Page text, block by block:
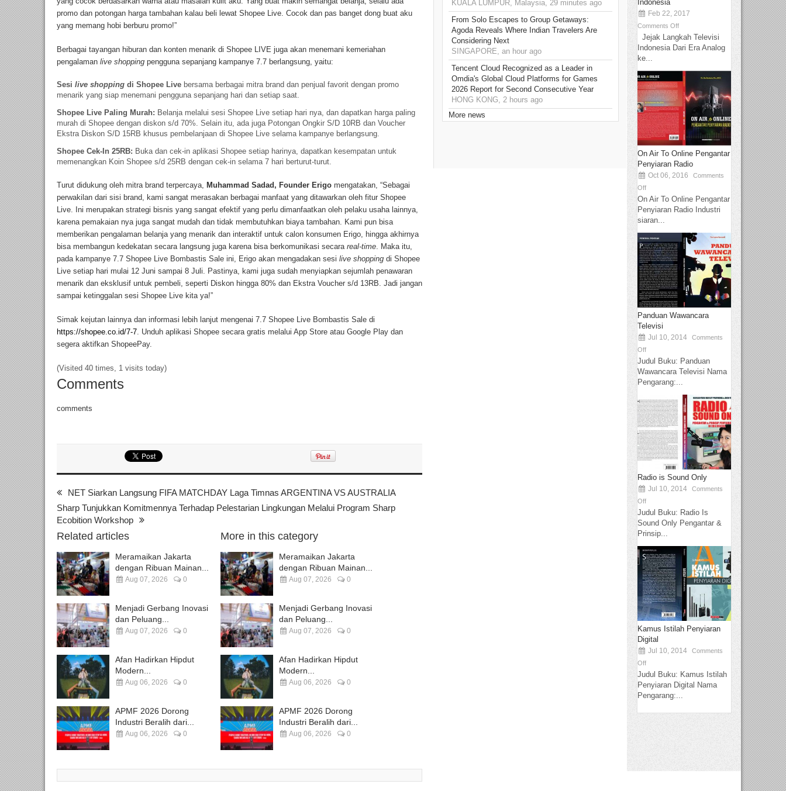
promo dan potongan harga tambahan kalau beli lewat Shopee Live. Cocok dan pas banget dong buat aku
yang memang hobi berburu promo!”
Berbagai tayangan hiburan dan konten menarik di Shopee LIVE juga akan menemani kemeriahan
pengalaman live shopping pengguna sepanjang kampanye 7.7 berlangsung, yaitu:
Sesi live shopping di Shopee Live bersama berbagai mitra brand dan penjual favorit dengan promo
menarik yang siap menemani pengguna sepanjang hari dan setiap saat.
Shopee Live Paling Murah: Belanja melalui sesi Shopee Live setiap hari nya, dan dapatkan harga paling
murah di Shopee dengan diskon s/d 70%. Selain itu, ada juga Potongan Ongkir S/D 10RB dan Voucher
Ekstra Diskon S/D 15RB khusus pembelanjaan di Shopee Live selama kampanye berlangsung.
Shopee Cek-In 25RB: Buka dan cek-in aplikasi Shopee setiap harinya, dapatkan kesempatan untuk
memenangkan Koin Shopee s/d 25RB dengan cek-in selama 7 hari berturut-turut.
Turut didukung oleh mitra brand terpercaya, Muhammad Sadad, Founder Erigo mengatakan, “Sebagai
perwakilan dari sisi brand, kami sangat merasakan berbagai manfaat yang ditawarkan oleh fitur Shopee
Live. Ini merupakan strategi bisnis yang sangat efektif yang perlu dimanfaatkan oleh pelaku usaha lainnya,
karena pemakaian nya juga sangat mudah dan tidak membutuhkan biaya tambahan. Kami pun bisa
memberikan pengalaman belanja yang menarik dan interaktif untuk calon konsumen Erigo, hingga akhirnya
bisa membangun kedekatan secara langsung juga karena bisa berkomunikasi secara real-time . Maka itu,
pada kampanye 7.7 Shopee Live Bombastis Sale ini, Erigo akan mengadakan sesi live shopping di Shopee
Live setiap hari mulai 12 Juni sampai 8 Juli. Pastinya, kami juga sudah menyiapkan sejumlah penawaran
menarik dan eksklusif untuk pembeli, seperti Diskon hingga 80% dan Ekstra Voucher s/d 13RB. Jadi jangan
sampai ketinggalan sesi Shopee Live kita ya!”
Simak kejutan lainnya dan informasi lebih lanjut mengenai 7.7 Shopee Live Bombastis Sale di
https://shopee.co.id/7-7 . Unduh aplikasi Shopee secara gratis melalui App Store atau Google Play dan
segera aktifkan ShopeePay.
(Visited 40 times, 1 visits today)
Comments
comments
NET Siarkan Langsung FIFA MATCHDAY Laga Timnas ARGENTINA VS AUSTRALIA
Sharp Tunjukkan Komitmennya Terhadap Pelestarian Lingkungan Melalui Program Sharp
Ecobition Workshop
Related articles
Meramaikan Jakarta
dengan Ribuan Mainan...
Aug 07, 2026 0
Menjadi Gerbang Inovasi
dan Peluang...
Aug 07, 2026 0
Afan Hadirkan Hipdut
Modern...
Aug 06, 2026 0
APMF 2026 Dorong
Industri Beralih dari...
Aug 06, 2026 0
More in this category
Meramaikan Jakarta
dengan Ribuan Mainan...
Aug 07, 2026 0
Menjadi Gerbang Inovasi
dan Peluang...
Aug 07, 2026 0
Afan Hadirkan Hipdut
Modern...
Aug 06, 2026 0
APMF 2026 Dorong
Industri Beralih dari...
Aug 06, 2026 0
KUALA LUMPUR, Malaysia, 29 minutes ago
From Solo Escapes to Group Getaways:
Agoda Reveals Where Indian Travelers Are
Considering Next
SINGAPORE, an hour ago
Tencent Cloud Recognized as a Leader in
Omdia's Global Cloud Platforms for Games
2026 Report for Second Consecutive Year
HONG KONG, 2 hours ago
More news
Indonesia
Feb 22, 2017
Comments Off
Jejak Langkah Televisi
Indonesia Dari Era Analog
ke...
On Air To Online Pengantar
Penyiaran Radio
Oct 06, 2016
Comments
Off
On Air To Online Pengantar
Penyiaran Radio Industri
siaran...
Panduan Wawancara
Televisi
Jul 10, 2014
Comments
Off
Judul Buku: Panduan
Wawancara Televisi Nama
Pengarang:...
Radio is Sound Only
Jul 10, 2014
Comments
Off
Judul Buku: Radio Is
Sound Only Pengantar &
Prinsip...
Kamus Istilah Penyiaran
Digital
Jul 10, 2014
Comments
Off
Judul Buku: Kamus Istilah
Penyiaran Digital Nama
Pengarang:...